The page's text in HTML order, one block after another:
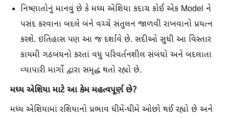
નિષ્ણાતોનું માનવું છે કે મધ્ય એશિયા કદાચ કોઈ એક Model ને
પસંદ કરવાના બદલે બંને વચ્ચે સંતુલન જાળવી રાખવાનો પ્રયત્ન
કરશે. ઇતિહાસ પણ આ જ દર્શાવે છે. સદીઓ સુધી આ વિસ્તાર
કાયમી ગઠબંધનો કરતાં વધુ પરિવર્તનશીલ સંબંધો અને બદલાતા
વ્યાપારી માર્ગો દ્વારા સમૃદ્ધ થતો રહ્યો છે.
મધ્ય એશિયા માટે આ કેમ મહત્વપૂર્ણ છે?
મધ્ય એશિયામાં રશિયાનો પ્રભાવ ધીમે-ધીમે ઓછો થઈ રહ્યો છે અને